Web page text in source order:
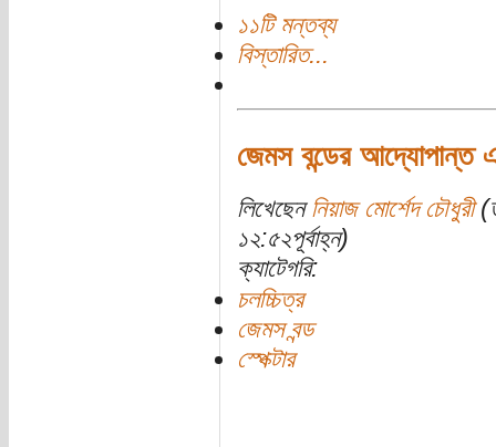
১১টি মন্তব্য
বিস্তারিত...
জেমস বন্ডের আদ্যোপান্ত
লিখেছেন নিয়াজ মোর্শেদ চৌধুরী
১২:৫২পূর্বাহ্ন)
ক্যাটেগরি:
চলচ্চিত্র
জেমস বন্ড
স্পেক্টার